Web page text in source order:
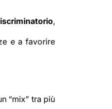
,
e a favorire
“mix” tra più